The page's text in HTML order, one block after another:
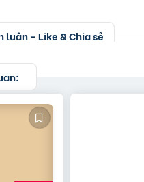
luận - Like & Chia sẻ